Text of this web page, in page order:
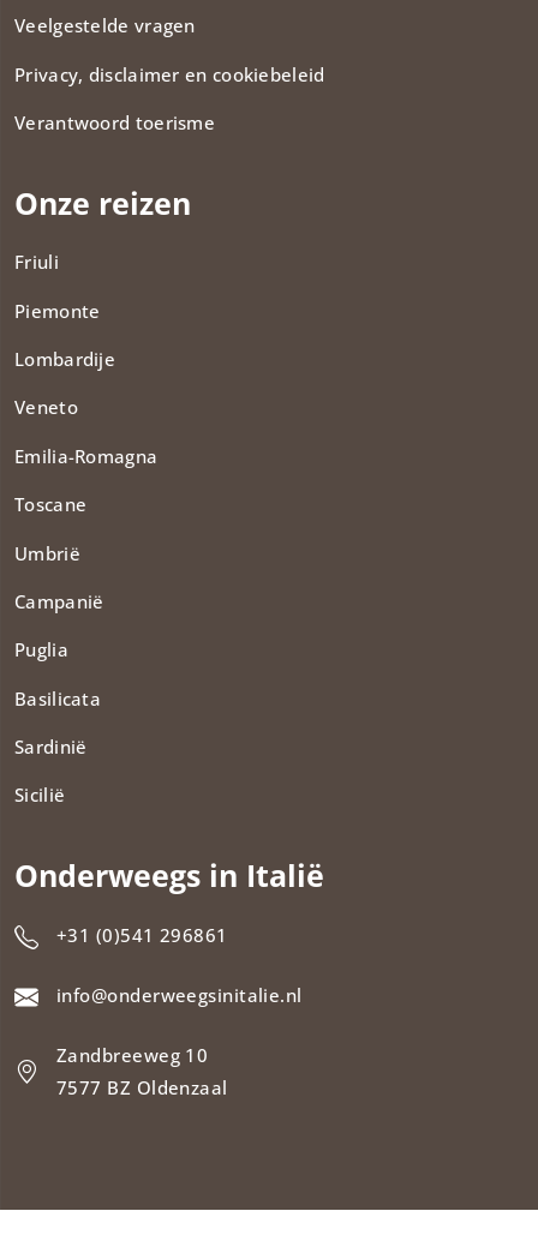
Veelgestelde vragen
Privacy, disclaimer en cookiebeleid
Verantwoord toerisme
Onze reizen
Friuli
Piemonte
Lombardije
Veneto
Emilia-Romagna
Toscane
Umbrië
Campanië
Puglia
Basilicata
Sardinië
Sicilië
Onderweegs in Italië
+31 (0)541 296861
info@onderweegsinitalie.nl
Zandbreeweg 10
7577 BZ Oldenzaal